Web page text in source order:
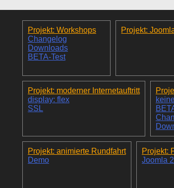
Projekt: Workshops
Changelog
Downloads
BETA-Test
Projekt:
Projekt: moderner Internetauftritt
display: flex
SSL
Projekt: animierte Rundfahrt
Demo
Projekt:
Joomla